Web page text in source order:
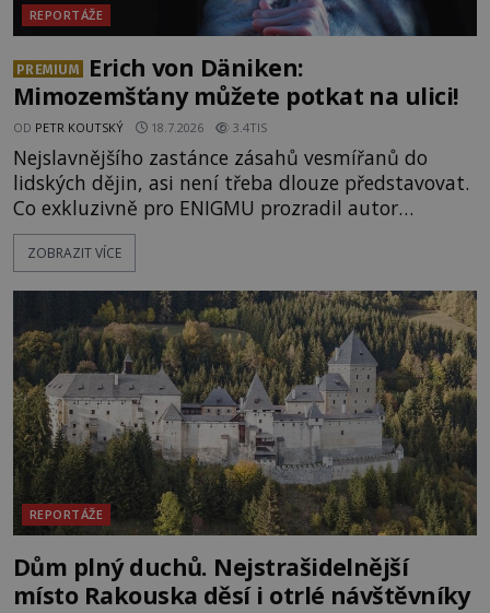
REPORTÁŽE
PREMIUM
Erich von Däniken:
Mimozemšťany můžete potkat na ulici!
OD PETR KOUTSKÝ 18.7.2026 3.4TIS
Nejslavnějšího zastánce zásahů vesmířanů do
lidských dějin, asi není třeba dlouze představovat.
Co exkluzivně pro ENIGMU prozradil autor
Vzpomínek na budoucnost, švýcarský badatel
Erich von Däniken? Orbitální stanice Viking 1
je umělá družice od povrchu Marsu vzdálena asi
1873 kilometrů, nachá
ZOBRAZIT VÍCE
REPORTÁŽE
Dům plný duchů. Nejstrašidelnější
místo Rakouska děsí i otrlé návštěvníky